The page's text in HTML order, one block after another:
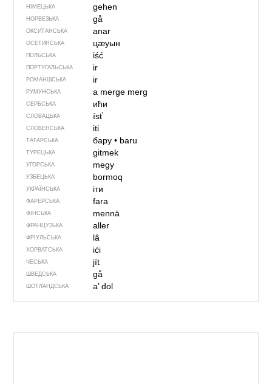
НІМЕЦЬКА gehen
НОРВЕЗЬКА gå
ОКСИТАНСЬКА anar
ОСЕТИНСЬКА цӕуын
ПОЛЬСЬКА iść
ПОРТУГАЛЬСЬКА ir
РОМАНШСЬКА ir
РУМУНСЬКА a merge merg
СЕРБСЬКА ићи
СЛОВАЦЬКА ísť
СЛОВЕНСЬКА iti
ТАТАРСЬКА бару• baru
ТУРЕЦЬКА gitmek
УГОРСЬКА megy
УЗБЕЦЬКА bormoq
УКРАЇНСЬКА іти
ФАРЕРСЬКА fara
ФІНСЬКА mennä
ФРАНЦУЗЬКА aller
ФРІУЛЬСЬКА lâ
ХОРВАТСЬКА ići
ЧЕСЬКА jít
ШВЕДСЬКА gå
ШОТЛАНДСЬКА a’ dol